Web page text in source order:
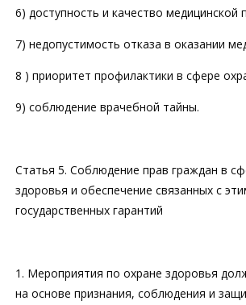
6) доступность и качество медицинской
7) недопустимость отказа в оказании
8 ) приоритет профилактики в сфере
9) соблюдение врачебной тайны.
Статья 5. Соблюдение прав граждан в
здоровья и обеспечение связанных с
государственных гарантий
1. Мероприятия по охране здоровья
на основе признания, соблюдения и